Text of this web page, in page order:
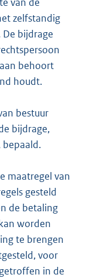
zelfstandig
bijdrage
behoort
houdt.
bestuur
bijdrage,
bepaald.
maatregel van
gesteld
de betaling
worden
te brengen
voor
in de